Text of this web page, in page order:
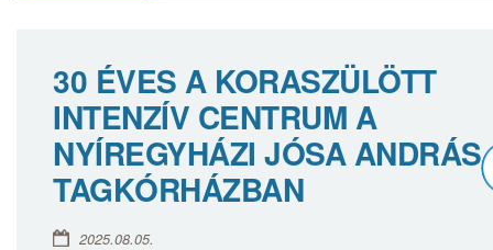
30 ÉVES A KORASZÜLÖTT
INTENZÍV CENTRUM A
NYÍREGYHÁZI JÓSA ANDRÁS
TAGKÓRHÁZBAN
2025.08.05.